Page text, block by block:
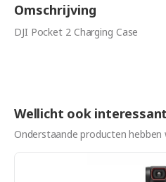
Omschrijving
DJI Pocket 2 Charging Case
Wellicht ook interessant
Onderstaande producten